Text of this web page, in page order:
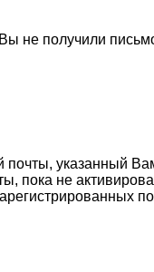
не получили
указанный
пока не